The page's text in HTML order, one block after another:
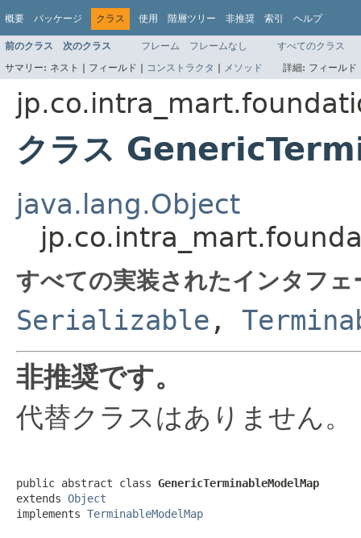
概要 パッケージ クラス 使用 階層ツリー 非推奨 索引 ヘルプ
前のクラス 次のクラス フレーム フレームなし
すべてのクラス
サマリー: ネスト | フィールド | コンストラクタ | メソッド 詳細: フィール
クラス
java.lang.Object
すべての実装されたインタフ
Serializable ,
非推奨です。
代替クラスはありません。
public abstract class GenericTerminableModelMap
extends Object
implements TerminableModelMap